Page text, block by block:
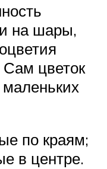
на шары,
цветок
по краям;
в центре.